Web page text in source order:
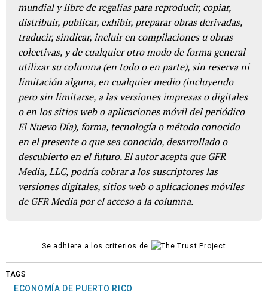
mundial y libre de regalías para reproducir, copiar,
distribuir, publicar, exhibir, preparar obras derivadas,
traducir, sindicar, incluir en compilaciones u obras
colectivas, y de cualquier otro modo de forma general
utilizar su columna (en todo o en parte), sin reserva ni
limitación alguna, en cualquier medio (incluyendo
pero sin limitarse, a las versiones impresas o digitales
o en los sitios web o aplicaciones móvil del periódico
El Nuevo Día), forma, tecnología o método conocido
en el presente o que sea conocido, desarrollado o
descubierto en el futuro. El autor acepta que GFR
Media, LLC, podría cobrar a los suscriptores las
versiones digitales, sitios web o aplicaciones móviles
de GFR Media por el acceso a la columna.
Se adhiere a los criterios de
TAGS
ECONOMÍA DE PUERTO RICO